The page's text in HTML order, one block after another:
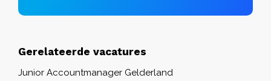
Gerelateerde vacatures
Junior Accountmanager Gelderland